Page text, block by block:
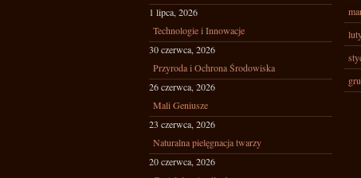
1 lipca, 2026
Technologie i Innowacje
30 czerwca, 2026
Przyroda i Ochrona Środowiska
26 czerwca, 2026
Mali Geniusze
23 czerwca, 2026
Naturalna pielęgnacja twarzy
20 czerwca, 2026